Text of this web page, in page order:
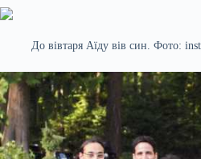
До вівтаря Аїду вів син. Фото: